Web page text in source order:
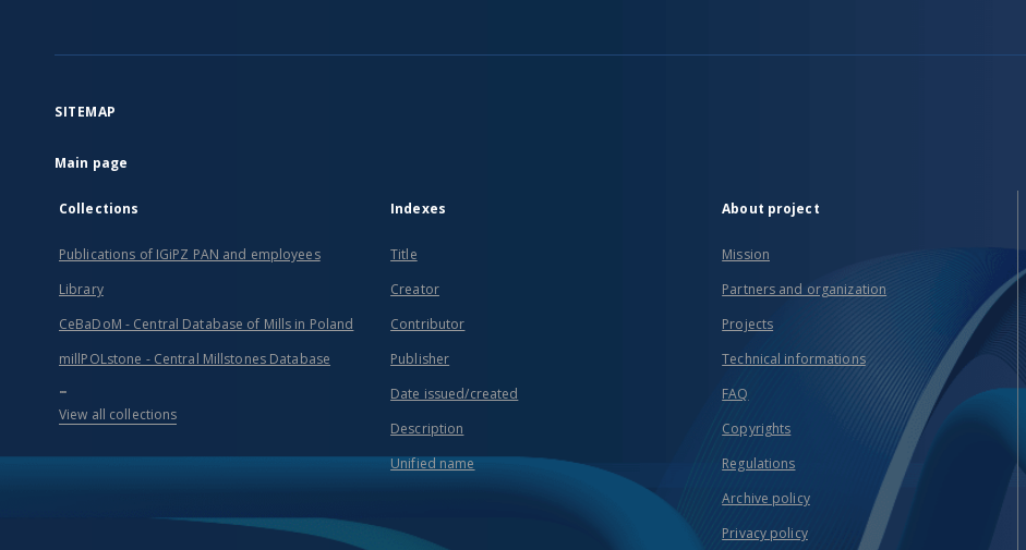
SITEMAP
Main page
Collections
Publications of IGiPZ PAN and employees
Library
CeBaDoM - Central Database of Mills in Poland
millPOLstone - Central Millstones Database
...
View all collections
Indexes
Title
Creator
Contributor
Publisher
Date issued/created
Description
Unified name
About project
Mission
Partners and organization
Projects
Technical informations
FAQ
Copyrights
Regulations
Archive policy
Privacy policy